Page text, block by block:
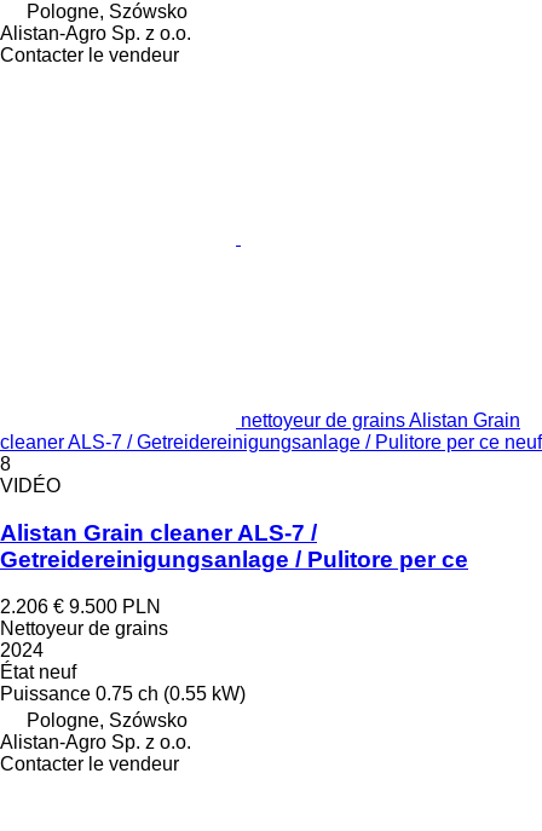
Pologne, Szówsko
Alistan-Agro Sp. z o.o.
Contacter le vendeur
nettoyeur de grains Alistan Grain
cleaner ALS-7 / Getreidereinigungsanlage / Pulitore per ce neuf
8
VIDÉO
Alistan Grain cleaner ALS-7 /
Getreidereinigungsanlage / Pulitore per ce
2.206 € 9.500 PLN
Nettoyeur de grains
2024
Étatneuf
Puissance 0.75 ch (0.55 kW)
Pologne, Szówsko
Alistan-Agro Sp. z o.o.
Contacter le vendeur